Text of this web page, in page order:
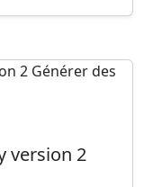
version 2